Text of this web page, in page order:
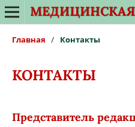
Главная / Контакты
КОНТАКТЫ
Представитель